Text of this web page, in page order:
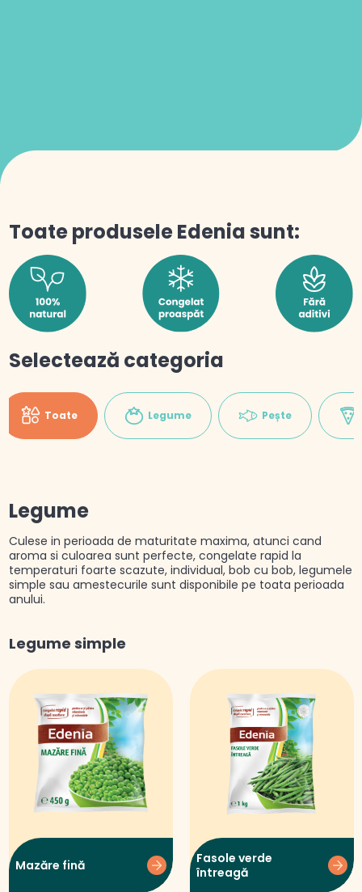
Toate produsele Edenia sunt:
Selectează categoria
Toate Legume Pește
Legume
Culese in perioada de maturitate maxima, atunci cand
aroma si culoarea sunt perfecte, congelate rapid la
temperaturi foarte scazute, individual, bob cu bob, legumele
simple sau amestecurile sunt disponibile pe toata perioada
anului.
Legume simple
Mazăre fină
Fasole verde
întreagă